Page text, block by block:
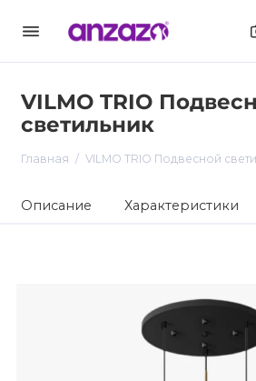
VILMO TRIO
светильник
Главная VILMO TRIO Подвесной
Описание Характеристики